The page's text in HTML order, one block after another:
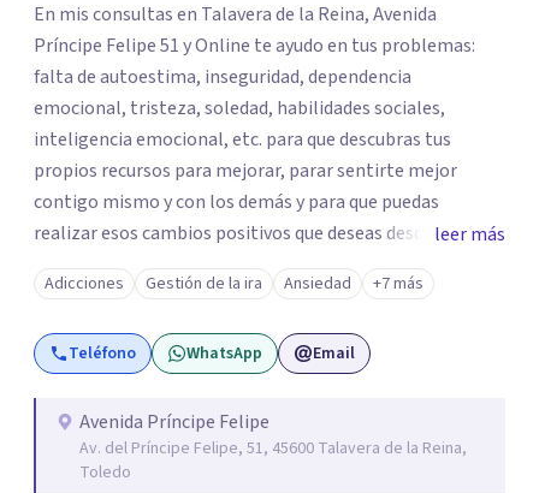
En mis consultas en Talavera de la Reina, Avenida
Príncipe Felipe 51 y Online te ayudo en tus problemas:
falta de autoestima, inseguridad, dependencia
emocional, tristeza, soledad, habilidades sociales,
inteligencia emocional, etc. para que descubras tus
propios recursos para mejorar, parar sentirte mejor
contigo mismo y con los demás y para que puedas
realizar esos cambios positivos que deseas desde hace
tiempo pero que no sabes cómo llevarlos a cabo. La
primera visita informativa será al 50% y servirá para
conocernos, poder evaluar juntos tus dificultades y hablar
de un plan de ayuda. Con los datos que me ofrezcas, te
consistirá el tratamiento y te plantearé qué
herramientas usaremos para resolver las situaciones que
te preocupan. Aplico una psicología integradora que
leer más
Adicciones Gestión de la ira Ansiedad +7 más
Teléfono WhatsApp Email
Avenida Príncipe Felipe
Av. del Príncipe Felipe, 51, 45600 Talavera de la Reina,
Toledo